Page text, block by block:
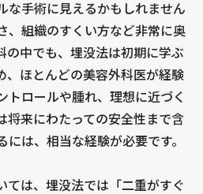
な手術に見えるかもしれません
、組織のすくい方など非常に奥
の中でも、埋没法は初期に学ぶ
、ほとんどの美容外科医が経験
トロールや腫れ、理想に近づく
将来にわたっての安全性まで含
は、相当な経験が必要です。
ては、埋没法では「二重がすぐ